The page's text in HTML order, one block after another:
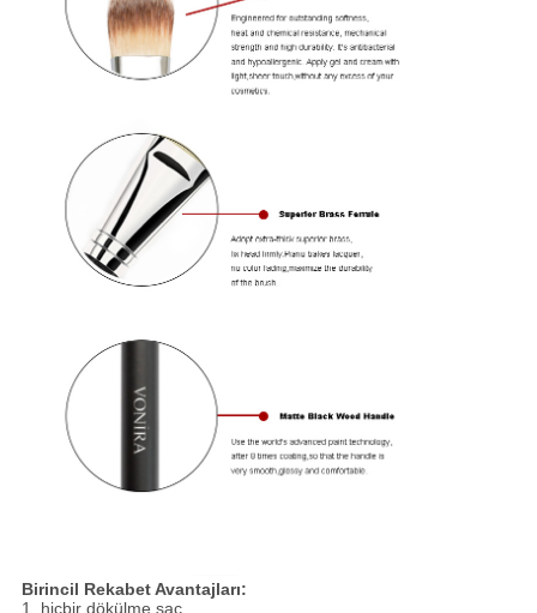
Birincil Rekabet Avantajları:
1. hiçbir dökülme saç